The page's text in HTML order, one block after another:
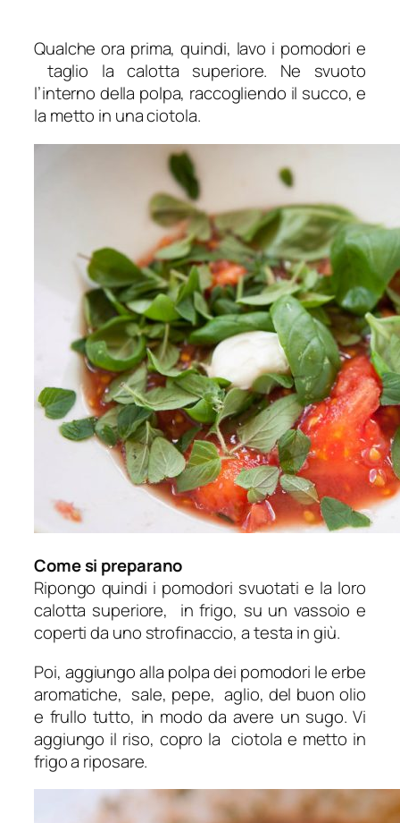
Qualche ora prima, quindi, lavo i pomodori e
taglio la calotta superiore. Ne svuoto
l’interno della polpa, raccogliendo il succo, e
la metto in una ciotola.
Come si preparano
Ripongo quindi i pomodori svuotati e la loro
calotta superiore, in frigo, su un vassoio e
coperti da uno strofinaccio, a testa in giù.
Poi, aggiungo alla polpa dei pomodori le erbe
aromatiche, sale, pepe, aglio, del buon olio
e frullo tutto, in modo da avere un sugo. Vi
aggiungo il riso, copro la ciotola e metto in
frigo a riposare.